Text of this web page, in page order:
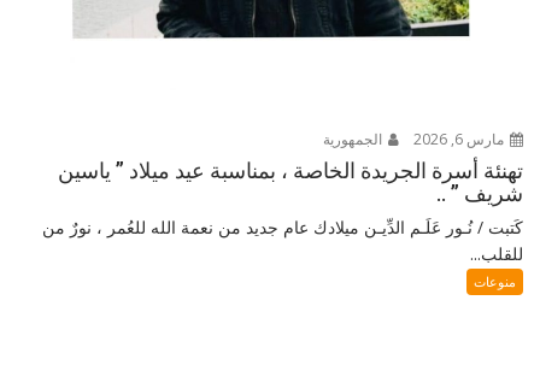
مارس 6, 2026 الجمهورية
تهنئة أسرة الجريدة الخاصة ، بمناسبة عيد ميلاد ” ياسين
شريف ” ..
كَتبت / نُـور عَلَـم الدِّيـن ميلادك عام جديد من نعمة الله للعُمر ، نورٌ من
للقلب...
منوعات